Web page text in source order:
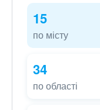
15
по місту
34
по області